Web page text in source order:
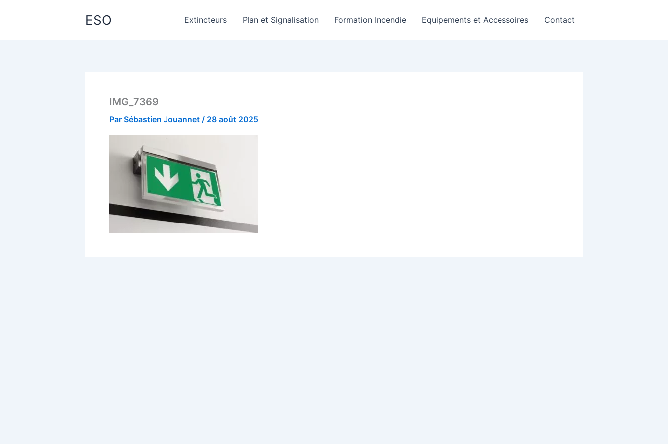
ESO Extincteurs Plan et Signalisation Formation Incendie Equipements et Accessoires Contact
IMG_7369
Par Sébastien Jouannet / 28 août 2025